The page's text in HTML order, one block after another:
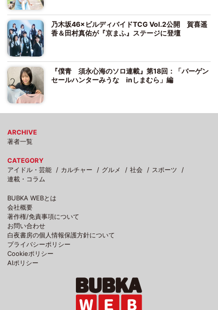
乃木坂46×ビルディバイドTCG Vol.2公開 賀喜遥
香＆田村真佑が『京まふ』ステージに登壇
『僕青 須永心海のソロ連載』第18回：「バーゲン
セールハンターみうな inしまむら」編
ARCHIVE
著者一覧
CATEGORY
アイドル・芸能
カルチャー グルメ 社会
スポーツ
連載・コラム
BUBKA WEBとは
会社概要
著作権/免責事項について
お問い合わせ
白夜書房の個人情報保護方針について
プライバシーポリシー
Cookieポリシー
AIポリシー